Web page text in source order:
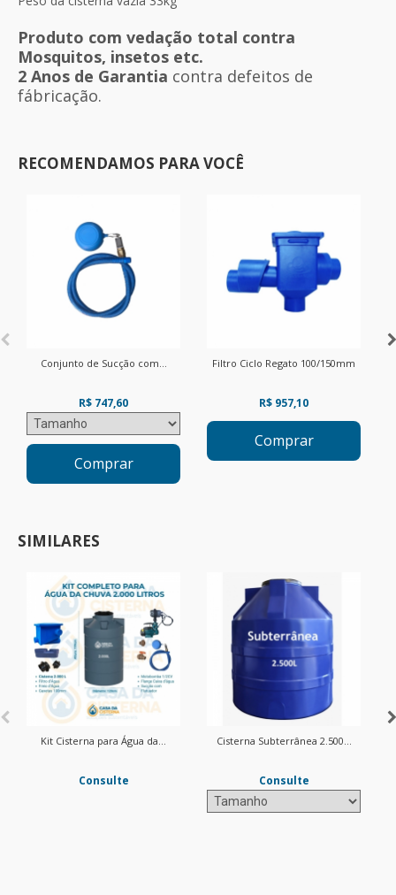
Produto com vedação total contra
Mosquitos, insetos etc.
2 Anos de Garantia contra defeitos de
fábricação.
RECOMENDAMOS PARA VOCÊ
Conjunto de Sucção com...
R$ 747,60
Comprar
Filtro Ciclo Regato 100/150mm
R$ 957,10
Comprar
SIMILARES
Kit Cisterna para Água da...
Consulte
Cisterna Subterrânea 2.500...
Consulte